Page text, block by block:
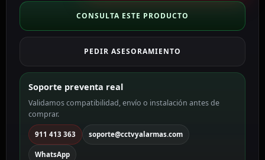
3E1318P-
EI/M
CONSULTA ESTE PRODUCTO
PEDIR ASESORAMIENTO
Soporte preventa real
Validamos compatibilidad, envío o instalación antes de
comprar.
911 413 363 soporte@cctvyalarmas.com
WhatsApp